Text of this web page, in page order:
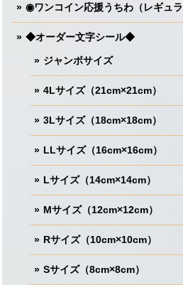
◉ワンコイン応援うちわ（レギュ
◆オーダー文字シール◆
ジャンボサイズ
4Lサイズ（21cm×21cm）
3Lサイズ（18cm×18cm）
LLサイズ（16cm×16cm）
Lサイズ（14cm×14cm）
Mサイズ（12cm×12cm）
Rサイズ（10cm×10cm）
Sサイズ（8cm×8cm）